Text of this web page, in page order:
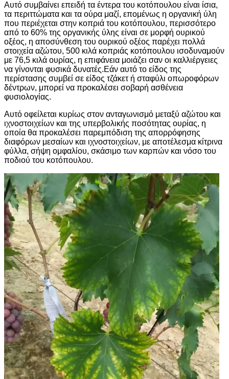
Αυτό συμβαίνει επειδή τα έντερα του κοτόπουλου είναι ίσια,
τα περιττώματα και τα ούρα μαζί, επομένως η οργανική ύλη
που περιέχεται στην κοπριά του κοτόπουλου, περισσότερο
από το 60% της οργανικής ύλης είναι σε μορφή ουρικού
οξέος, η αποσύνθεση του ουρικού οξέος παρέχει πολλά
στοιχεία αζώτου, 500 κιλά κοπριάς κοτόπουλου ισοδυναμούν
με 76,5 κιλά ουρίας, η επιφάνεια μοιάζει σαν οι καλλιέργειες
να γίνονται φυσικά δυνατές.Εάν αυτό το είδος της
περίστασης συμβεί σε είδος τζάκετ ή σταφύλι οπωροφόρων
δέντρων, μπορεί να προκαλέσει σοβαρή ασθένεια
φυσιολογίας.
Αυτό οφείλεται κυρίως στον ανταγωνισμό μεταξύ αζώτου και
ιχνοστοιχείων και της υπερβολικής ποσότητας ουρίας, η
οποία θα προκαλέσει παρεμπόδιση της απορρόφησης
διαφόρων μεσαίων και ιχνοστοιχείων, με αποτέλεσμα κίτρινα
φύλλα, σήψη ομφαλίου, σκάσιμο των καρπών και νόσο του
ποδιού του κοτόπουλου.